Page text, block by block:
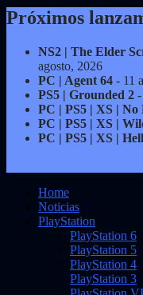
Próximos
NS2 | The Elder
agosto, 2026
PC | Agent 64 - 11
PS5 | Grounded 2
PC | PS5 | XS |
PC | PS5 | XS |
PC | PS5 | XS |
Home
Noticias
PlayStation
PlayStation 6
PlayStation 5
PlayStation 4
PlayStation 3